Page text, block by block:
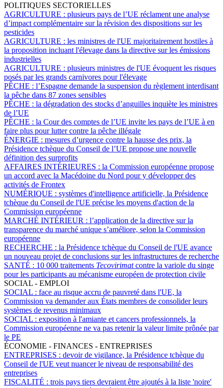
POLITIQUES SECTORIELLES
AGRICULTURE : plusieurs pays de l’UE réclament une analyse
d’impact complémentaire sur la révision des dispositions sur les
pesticides
AGRICULTURE : les ministres de l'UE majoritairement hostiles à
la proposition incluant l'élevage dans la directive sur les émissions
industrielles
AGRICULTURE : plusieurs ministres de l'UE évoquent les risques
posés par les grands carnivores pour l'élevage
PÊCHE : l’Espagne demande la suspension du règlement interdisant
la pêche dans 87 zones sensibles
PÊCHE : la dégradation des stocks d’anguilles inquiète les ministres
de l’UE
PÊCHE : la Cour des comptes de l’UE invite les pays de l’UE à en
faire plus pour lutter contre la pêche illégale
ÉNERGIE : mesures d’urgence contre la hausse des prix, la
Présidence tchèque du Conseil de l’UE propose une nouvelle
définition des surprofits
AFFAIRES INTÉRIEURES : la Commission européenne propose
un accord avec la Macédoine du Nord pour y développer des
activités de Frontex
NUMÉRIQUE : systèmes d'intelligence artificielle, la Présidence
tchèque du Conseil de l'UE précise les moyens d'action de la
Commission européenne
MARCHÉ INTÉRIEUR : l’application de la directive sur la
transparence du marché unique s’améliore, selon la Commission
européenne
RECHERCHE : la Présidence tchèque du Conseil de l'UE avance
un nouveau projet de conclusions sur les infrastructures de recherche
SANTÉ : 10 000 traitements Tecovirimatcontre la variole du singe
pour les participants au mécanisme européen de protection civile
SOCIAL - EMPLOI
SOCIAL : face au risque accru de pauvreté dans l'UE, la
Commission va demander aux États membres de consolider leurs
systèmes de revenus minimaux
SOCIAL : exposition à l'amiante et cancers professionnels, la
Commission européenne ne va pas retenir la valeur limite prônée par
le PE
ÉCONOMIE - FINANCES - ENTREPRISES
ENTREPRISES : devoir de vigilance, la Présidence tchèque du
Conseil de l'UE veut nuancer le niveau de responsabilité des
entreprises
FISCALITÉ : trois pays tiers devraient être ajoutés à la liste 'noire'